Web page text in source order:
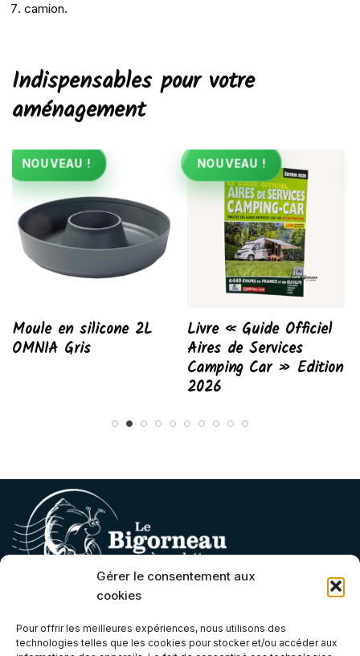
Gérer le consentement aux
cookies
Pour offrir les meilleures expériences, nous utilisons des
technologies telles que les cookies pour stocker et/ou accéder aux
camion.
Indispensables pour votre
aménagement
NOUVEAU !
Moule en silicone 2L
OMNIA Gris
NOUVEAU !
Livre « Guide Officiel
Aires de Services
Camping Car » Edition
2026